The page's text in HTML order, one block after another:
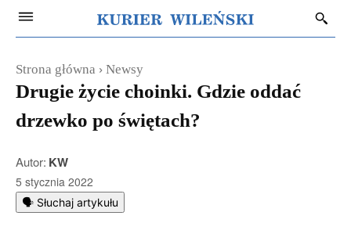
Strona główna Newsy
Drugie życie choinki. Gdzie oddać
drzewko po świętach?
Autor: KW
5 stycznia 2022
🗣️ Słuchaj artykułu